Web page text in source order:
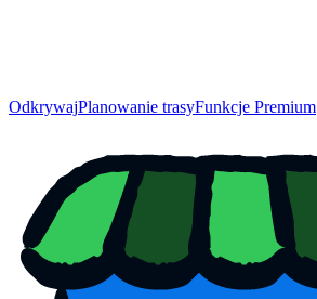
OdkrywajPlanowanie trasyFunkcje Premium